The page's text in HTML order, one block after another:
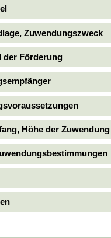
Zuwendungszweck
der Förderung
Höhe der Zuwendung